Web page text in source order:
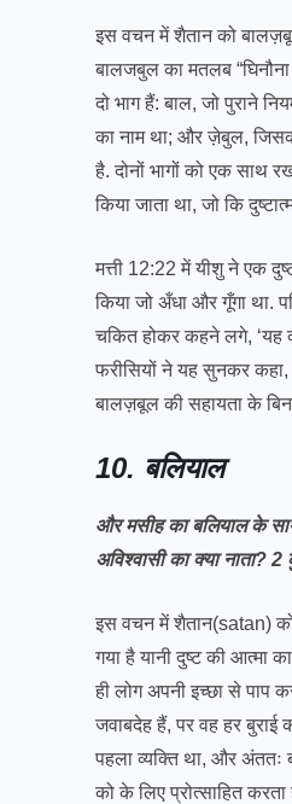
इस वचन में शैतान को
बालजबुल का मतलब
दो भाग हैं: बाल, जो पुराने
का नाम था; और ज़ेबुल,
है. दोनों भागों को एक साथ
किया जाता था, जो कि
मत्ती 12:22 में यीशु ने एक
किया जो अँधा और गूँगा था.
चकित होकर कहने लगे, ‘यह
फरीसियों ने यह सुनकर कहा,
बालज़बूल की सहायता के
10. बलियाल
और मसीह का बलियाल के
अविश्वासी का क्या नाता? 2
इस वचन में शैतान(satan)
गया है यानी दुष्ट की आत्मा
ही लोग अपनी इच्छा से पाप
जवाबदेह हैं, पर वह हर बुराई
पहला व्यक्ति था, और अंततः
को के लिए प्रोत्साहित करता